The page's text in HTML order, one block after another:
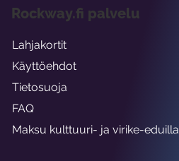
Rockway.fi palvelu
Lahjakortit
Käyttöehdot
Tietosuoja
FAQ
Maksu kulttuuri- ja virike-eduilla